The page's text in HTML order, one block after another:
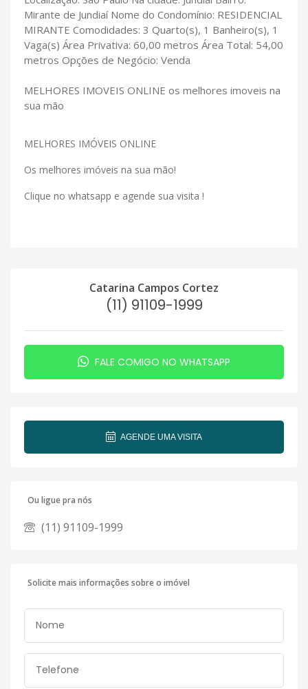
Mirante de Jundiaí Nome do Condomínio: RESIDENCIAL
MIRANTE Comodidades: 3 Quarto(s), 1 Banheiro(s), 1
Vaga(s) Área Privativa: 60,00 metros Área Total: 54,00
metros Opções de Negócio: Venda
MELHORES IMOVEIS ONLINE os melhores imoveis na
sua mão
MELHORES IMÓVEIS ONLINE
Os melhores imóveis na sua mão!
Clique no whatsapp e agende sua visita !
Catarina Campos Cortez
(11) 91109-1999
FALE COMIGO NO WHATSAPP
AGENDE UMA VISITA
Ou ligue pra nós
(11) 91109-1999
Solicite mais informações sobre o imóvel